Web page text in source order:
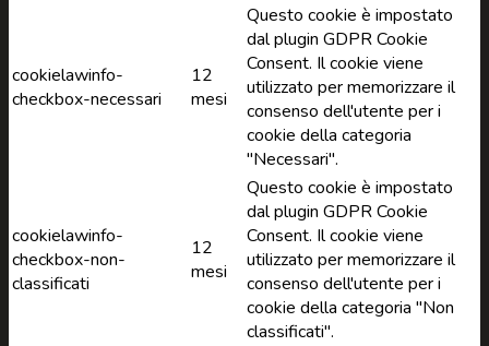
cookielawinfo-
checkbox-necessari
12
mesi
Questo cookie è impostato
dal plugin GDPR Cookie
Consent. Il cookie viene
utilizzato per memorizzare il
consenso dell'utente per i
cookie della categoria
"Necessari".
cookielawinfo-
checkbox-non-
classificati
12
mesi
Questo cookie è impostato
dal plugin GDPR Cookie
Consent. Il cookie viene
utilizzato per memorizzare il
consenso dell'utente per i
cookie della categoria "Non
classificati".